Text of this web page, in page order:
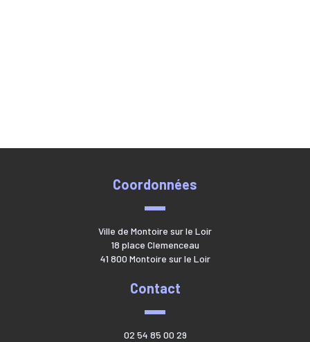
Coordonnées
Ville de Montoire sur le Loir
18 place Clemenceau
41 800 Montoire sur le Loir
Contact
02 54 85 00 29